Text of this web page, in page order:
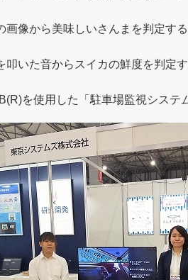
画像から美味しいさんまを判定す
叩いた音からスイカの鮮度を判定
を使用した「駐車場監視システ